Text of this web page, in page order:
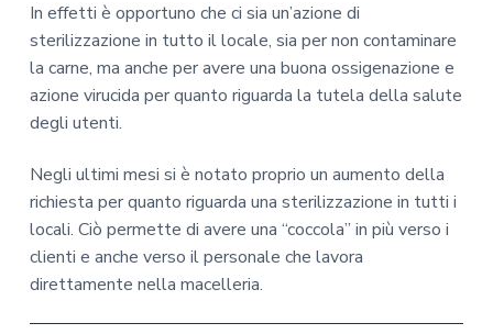
In effetti è opportuno che ci sia un’azione di
sterilizzazione in tutto il locale, sia per non contaminare
la carne, ma anche per avere una buona ossigenazione e
azione virucida per quanto riguarda la tutela della salute
degli utenti.
Negli ultimi mesi si è notato proprio un aumento della
richiesta per quanto riguarda una sterilizzazione in tutti i
locali. Ciò permette di avere una “coccola” in più verso i
clienti e anche verso il personale che lavora
direttamente nella macelleria.